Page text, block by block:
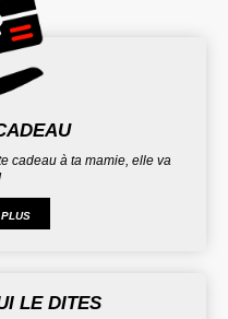
cadeau à ta mamie, elle va
LE DITES